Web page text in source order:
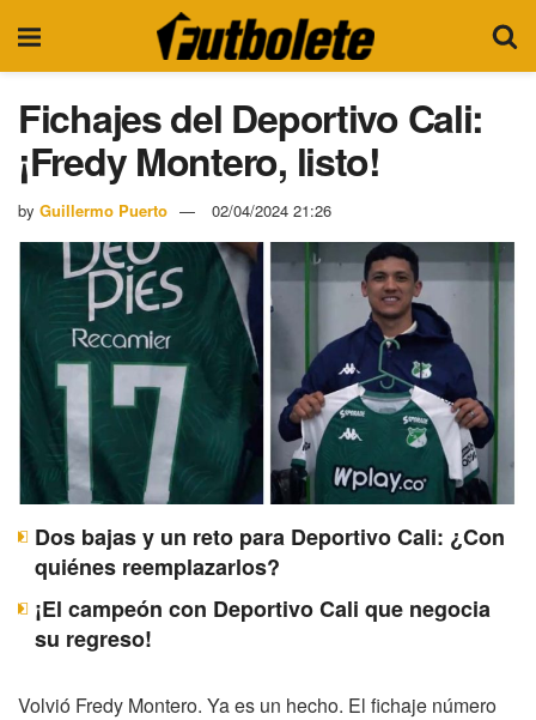
Fichajes del Deportivo Cali:
¡Fredy Montero, listo!
by Guillermo Puerto 02/04/2024 21:26
Dos bajas y un reto para Deportivo Cali: ¿Con
quiénes reemplazarlos?
¡El campeón con Deportivo Cali que negocia
su regreso!
Volvió Fredy Montero. Ya es un hecho. El fichaje número